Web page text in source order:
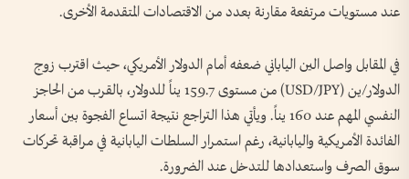
عند مستويات مرتفعة مقارنة بعدد من الاقتصادات المتقدمة الأخرى.
في المقابل واصل الين الياباني ضعفه أمام الدولار الأمريكي، حيث اقترب زوج
الدولار/ين (USD/JPY) من مستوى 159.7 يناً للدولار، بالقرب من الحاجز
النفسي المهم عند 160 يناً. ويأتي هذا التراجع نتيجة اتساع الفجوة بين أسعار
الفائدة الأمريكية واليابانية، رغم استمرار السلطات اليابانية في مراقبة تحركات
سوق الصرف واستعدادها للتدخل عند الضرورة.